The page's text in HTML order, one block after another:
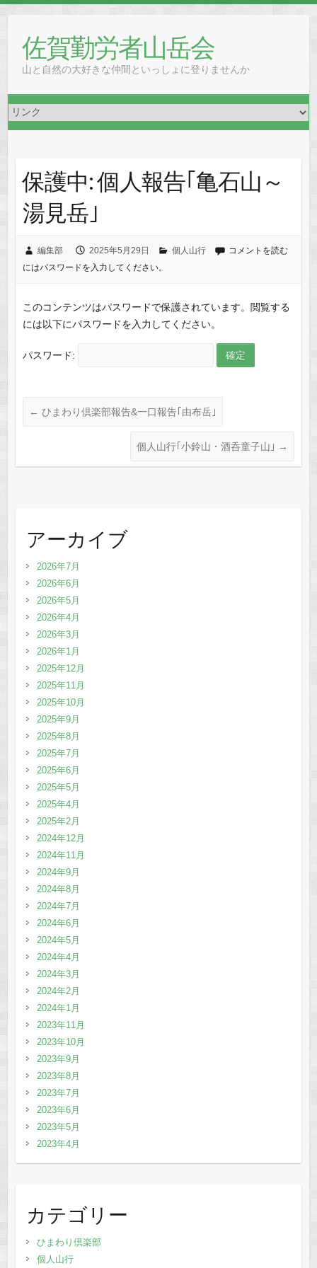
content佐賀勤労者山岳会
山と自然の大好きな仲間といっしょに登りませんか
保護中: 個人報告｢亀石山～
湯見岳｣
編集部 2025年5月29日 個人山行
コメントを読む
にはパスワードを入力してください。
このコンテンツはパスワードで保護されています。閲覧する
には以下にパスワードを入力してください。
パスワード:
← ひまわり倶楽部報告&一口報告｢由布岳｣
個人山行｢小鈴山・酒呑童子山｣ →
アーカイブ
2026年7月
2026年6月
2026年5月
2026年4月
2026年3月
2026年1月
2025年12月
2025年11月
2025年10月
2025年9月
2025年8月
2025年7月
2025年6月
2025年5月
2025年4月
2025年2月
2024年12月
2024年11月
2024年9月
2024年8月
2024年7月
2024年6月
2024年5月
2024年4月
2024年3月
2024年2月
2024年1月
2023年11月
2023年10月
2023年9月
2023年8月
2023年7月
2023年6月
2023年5月
2023年4月
カテゴリー
ひまわり倶楽部
個人山行